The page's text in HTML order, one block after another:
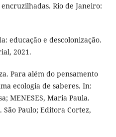
Rio de Janeiro:
educação e descolonização.
2021.
Para além do pensamento
ecologia de saberes. In:
MENESES, Maria Paula.
São Paulo; Editora Cortez,